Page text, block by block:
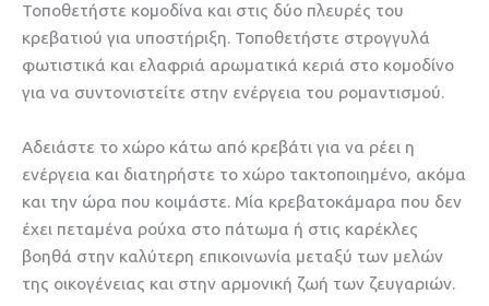
Τοποθετήστε κομοδίνα και στις δύο πλευρές του
κρεβατιού για υποστήριξη. Τοποθετήστε στρογγυλά
φωτιστικά και ελαφριά αρωματικά κεριά στο κομοδίνο
για να συντονιστείτε στην ενέργεια του ρομαντισμού.
Αδειάστε το χώρο κάτω από κρεβάτι για να ρέει η
ενέργεια και διατηρήστε το χώρο τακτοποιημένο, ακόμα
και την ώρα που κοιμάστε. Μία κρεβατοκάμαρα που δεν
έχει πεταμένα ρούχα στο πάτωμα ή στις καρέκλες
βοηθά στην καλύτερη επικοινωνία μεταξύ των μελών
της οικογένειας και στην αρμονική ζωή των ζευγαριών.